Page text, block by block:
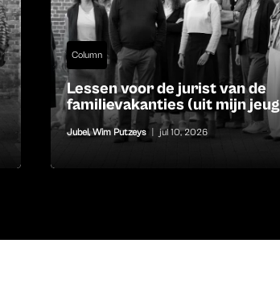
Column
Lessen voor de jurist van de
familievakanties (uit mijn
Jubel,Wim Putzeys jul 10, 2026